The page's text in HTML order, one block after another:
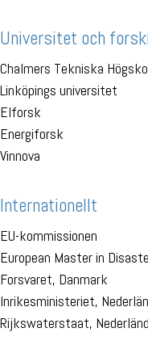
Universitet och
Chalmers Tekniska
Linköpings universitet
Elforsk
Energiforsk
Vinnova
Internationellt
EU-kommissionen
European Master in
Forsvaret, Danmark
Inrikesministeriet,
Rijkswaterstaat,